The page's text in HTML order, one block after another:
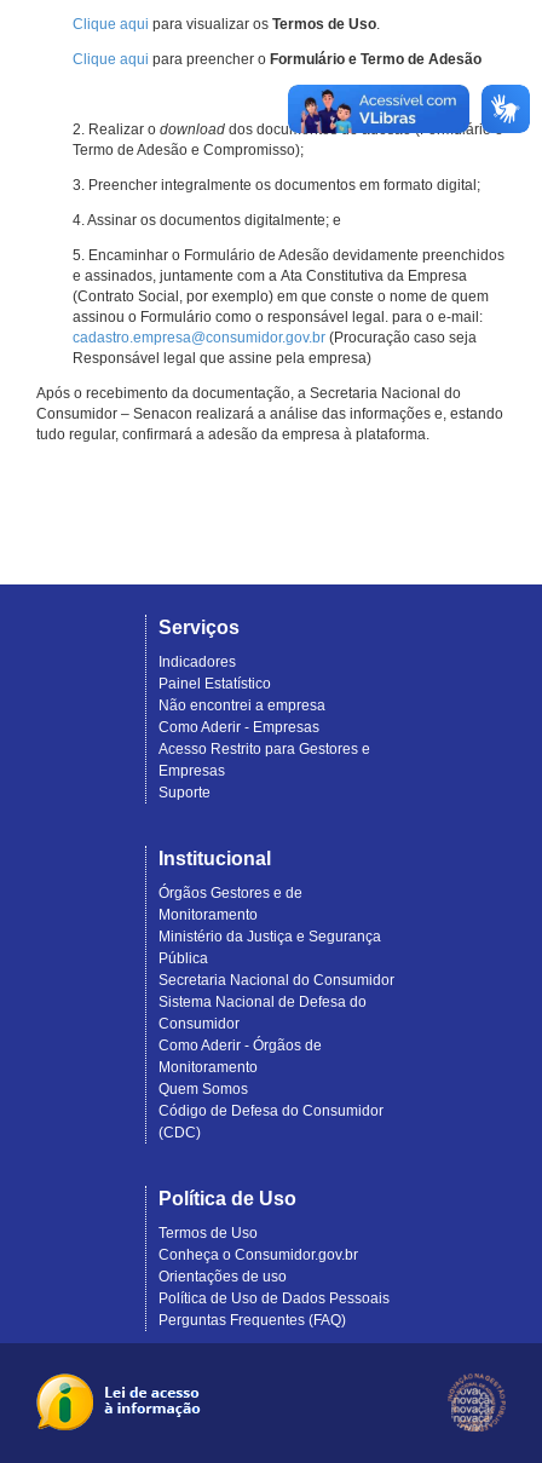
Clique aqui para visualizar os Termos de Uso.
Clique aqui para preencher o Formulário e Termo de Adesão
2. Realizar o download dos documentos de adesão (Formulário e
Termo de Adesão e Compromisso);
3. Preencher integralmente os documentos em formato digital;
4. Assinar os documentos digitalmente; e
5. Encaminhar o Formulário de Adesão devidamente preenchidos
e assinados, juntamente com a Ata Constitutiva da Empresa
(Contrato Social, por exemplo) em que conste o nome de quem
assinou o Formulário como o responsável legal. para o e-mail:
cadastro.empresa@consumidor.gov.br (Procuração caso seja
Responsável legal que assine pela empresa)
Após o recebimento da documentação, a Secretaria Nacional do
Consumidor – Senacon realizará a análise das informações e, estando
tudo regular, confirmará a adesão da empresa à plataforma.
Serviços
Indicadores
Painel Estatístico
Não encontrei a empresa
Como Aderir - Empresas
Acesso Restrito para Gestores e
Empresas
Suporte
Institucional
Órgãos Gestores e de
Monitoramento
Ministério da Justiça e Segurança
Pública
Secretaria Nacional do Consumidor
Sistema Nacional de Defesa do
Consumidor
Como Aderir - Órgãos de
Monitoramento
Quem Somos
Código de Defesa do Consumidor
(CDC)
Política de Uso
Termos de Uso
Conheça o Consumidor.gov.br
Orientações de uso
Política de Uso de Dados Pessoais
Perguntas Frequentes (FAQ)